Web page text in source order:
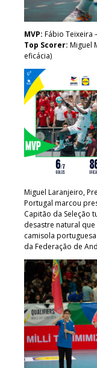
MVP: Fábio Teixeira
Top Scorer: Miguel
eficácia)
Miguel Laranjeiro,
Portugal marcou
Capitão da Seleção
desastre natural
camisola
da Federação de